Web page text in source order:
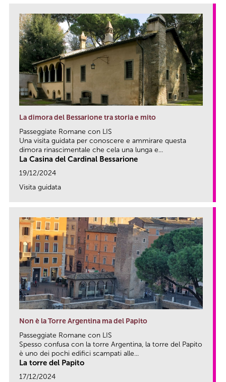
La dimora del Bessarione tra storia e mito
Passeggiate Romane con LIS
Una visita guidata per conoscere e ammirare questa
dimora rinascimentale che cela una lunga e...
La Casina del Cardinal Bessarione
19/12/2024
Visita guidata
Non è la Torre Argentina ma del Papito
Passeggiate Romane con LIS
Spesso confusa con la torre Argentina, la torre del Papito
è uno dei pochi edifici scampati alle...
La torre del Papito
17/12/2024